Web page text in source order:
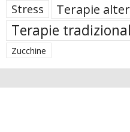
Stress Terapie
Terapie
Zucchine